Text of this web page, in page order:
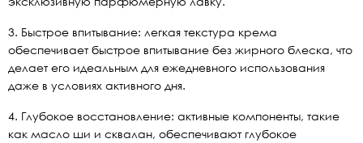
3. Быстрое впитывание: легкая текстура крема
обеспечивает быстрое впитывание без жирного блеска, что
делает его идеальным для ежедневного использования
даже в условиях активного дня.
4. Глубокое восстановление: активные компоненты, такие
как масло ши и сквалан, обеспечивают глубокое